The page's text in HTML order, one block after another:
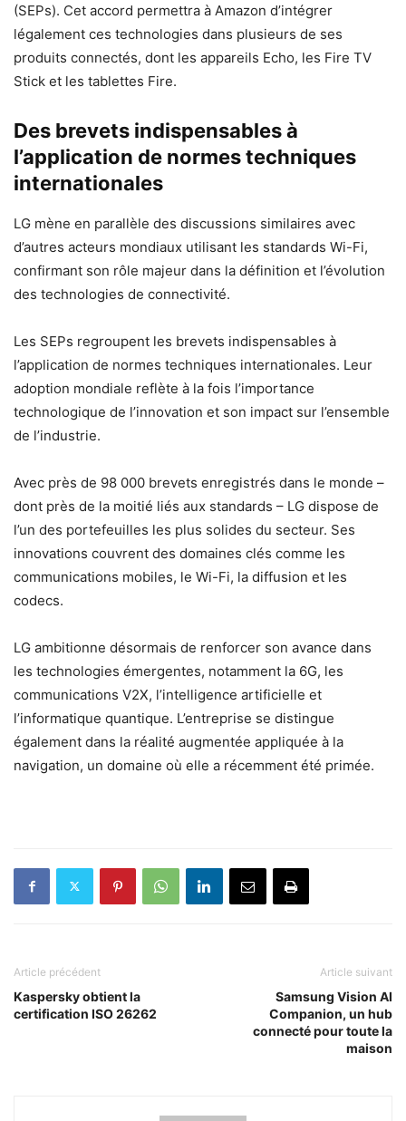
(SEPs). Cet accord permettra à Amazon d’intégrer
légalement ces technologies dans plusieurs de ses
produits connectés, dont les appareils Echo, les Fire TV
Stick et les tablettes Fire.
Des brevets indispensables à
l’application de normes techniques
internationales
LG mène en parallèle des discussions similaires avec
d’autres acteurs mondiaux utilisant les standards Wi-Fi,
confirmant son rôle majeur dans la définition et l’évolution
des technologies de connectivité.
Les SEPs regroupent les brevets indispensables à
l’application de normes techniques internationales. Leur
adoption mondiale reflète à la fois l’importance
technologique de l’innovation et son impact sur l’ensemble
de l’industrie.
Avec près de 98 000 brevets enregistrés dans le monde –
dont près de la moitié liés aux standards – LG dispose de
l’un des portefeuilles les plus solides du secteur. Ses
innovations couvrent des domaines clés comme les
communications mobiles, le Wi-Fi, la diffusion et les
codecs.
LG ambitionne désormais de renforcer son avance dans
les technologies émergentes, notamment la 6G, les
communications V2X, l’intelligence artificielle et
l’informatique quantique. L’entreprise se distingue
également dans la réalité augmentée appliquée à la
navigation, un domaine où elle a récemment été primée.
Article précédent
Kaspersky obtient la
certification ISO 26262
Article suivant
Samsung Vision AI
Companion, un hub
connecté pour toute la
maison